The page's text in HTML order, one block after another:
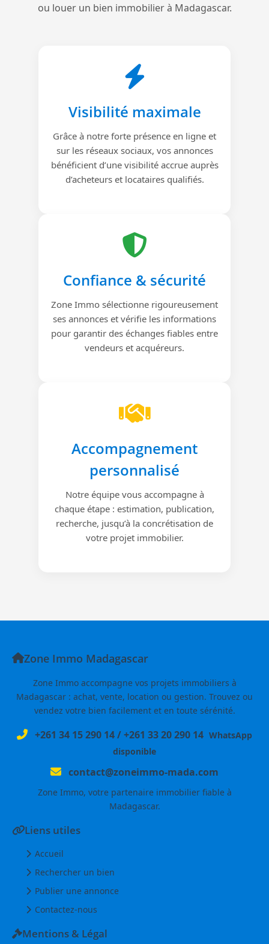
ou louer un bien immobilier à Madagascar.
Visibilité maximale
Grâce à notre forte présence en ligne et
sur les réseaux sociaux, vos annonces
bénéficient d’une visibilité accrue auprès
d’acheteurs et locataires qualifiés.
Confiance & sécurité
Zone Immo sélectionne rigoureusement
ses annonces et vérifie les informations
pour garantir des échanges fiables entre
vendeurs et acquéreurs.
Accompagnement
personnalisé
Notre équipe vous accompagne à
chaque étape : estimation, publication,
recherche, jusqu’à la concrétisation de
votre projet immobilier.
Zone Immo Madagascar
Zone Immo accompagne vos projets immobiliers à
Madagascar : achat, vente, location ou gestion. Trouvez ou
vendez votre bien facilement et en toute sérénité.
+261 34 15 290 14/+261 33 20 290 14 WhatsApp
disponible
contact@zoneimmo-mada.com
Zone Immo, votre partenaire immobilier fiable à
Madagascar.
Liens utiles
Accueil
Rechercher un bien
Publier une annonce
Contactez-nous
Mentions & Légal